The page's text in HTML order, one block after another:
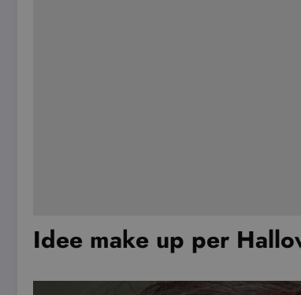
Idee make up per